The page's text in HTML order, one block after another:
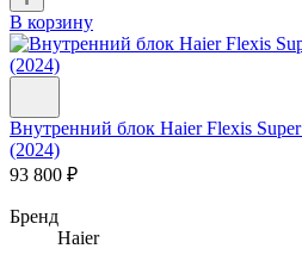
В корзину
Внутренний блок Haier Flexis
(2024)
93 800 ₽
Бренд
Haier